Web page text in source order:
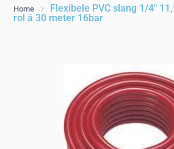
Home
Flexibele PVC slang 1/4"
rol á 30 meter 16bar